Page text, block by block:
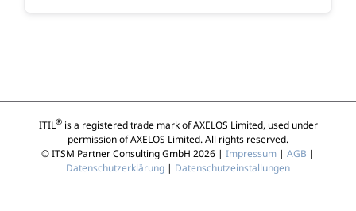
ITIL®is a registered trade mark of AXELOS Limited, used under
permission of AXELOS Limited. All rights reserved.
© ITSM Partner Consulting GmbH 2026 | Impressum | AGB |
Datenschutzerklärung | Datenschutzeinstallungen